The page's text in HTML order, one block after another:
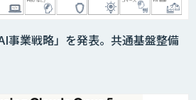
事業戦略」を発表。共通基盤整備